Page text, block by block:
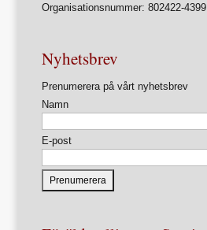
Organisationsnummer: 802422-4399
Nyhetsbrev
Prenumerera på vårt nyhetsbrev
Namn
E-post